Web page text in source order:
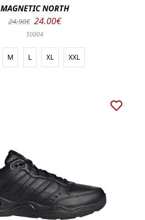
MAGNETIC NORTH
24.90€ 24.00€
50004
M L XL XXL